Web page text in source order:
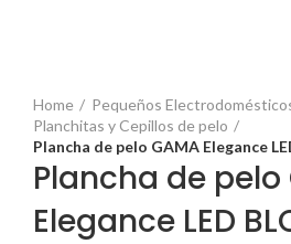
Home Pequeños
Planchitas y Cepillos de pelo
Plancha de pelo GAMA Elegance
Plancha de pelo
Elegance LED